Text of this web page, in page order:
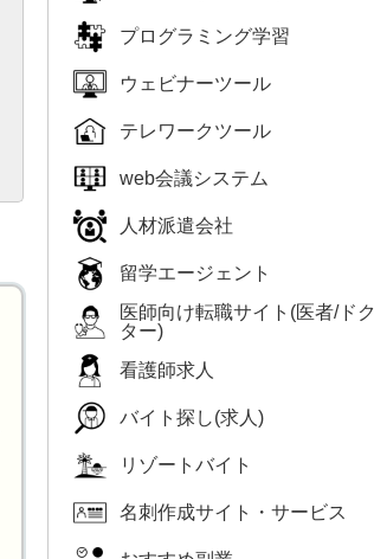
プログラミング学習
ウェビナーツール
テレワークツール
web会議システム
人材派遣会社
留学エージェント
医師向け転職サイト(医者/ドク
ター)
看護師求人
バイト探し(求人)
リゾートバイト
名刺作成サイト・サービス